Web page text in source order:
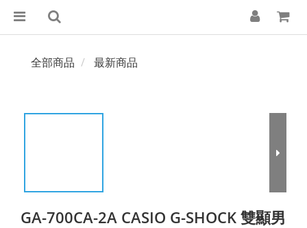
全部商品 最新商品
GA-700CA-2A CASIO G-SHOCK 雙顯男